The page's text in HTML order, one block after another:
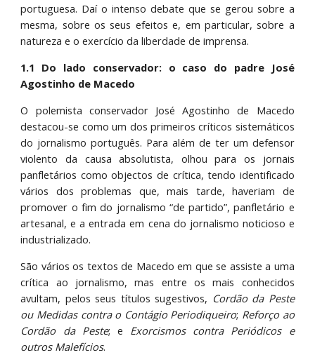
portuguesa. Daí o intenso debate que se gerou sobre a
mesma, sobre os seus efeitos e, em particular, sobre a
natureza e o exercício da liberdade de imprensa.
1.1 Do lado conservador: o caso do padre José
Agostinho de Macedo
O polemista conservador José Agostinho de Macedo
destacou-se como um dos primeiros críticos sistemáticos
do jornalismo português. Para além de ter um defensor
violento da causa absolutista, olhou para os jornais
panfletários como objectos de crítica, tendo identificado
vários dos problemas que, mais tarde, haveriam de
promover o fim do jornalismo “de partido”, panfletário e
artesanal, e a entrada em cena do jornalismo noticioso e
industrializado.
São vários os textos de Macedo em que se assiste a uma
crítica ao jornalismo, mas entre os mais conhecidos
avultam, pelos seus títulos sugestivos, Cordão da Peste
ou Medidas contra o Contágio Periodiqueiro; Reforço ao
Cordão da Peste; e Exorcismos contra Periódicos e
outros Malefícios.